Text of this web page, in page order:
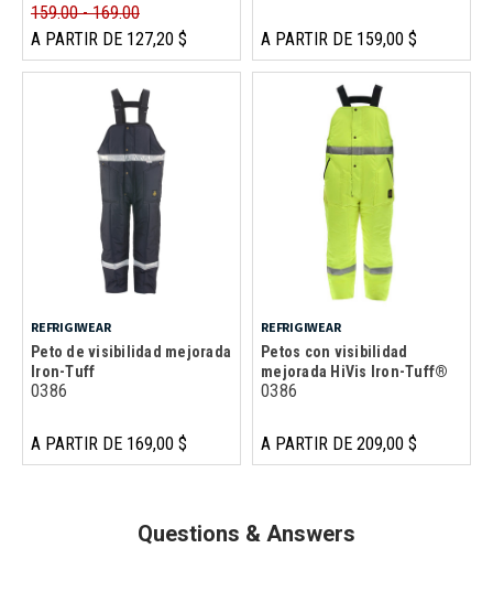
159.00 - 169.00
A PARTIR DE 127,20 $
A PARTIR DE 159,00 $
REFRIGIWEAR
Peto de visibilidad mejorada
Iron-Tuff
0386
A PARTIR DE 169,00 $
REFRIGIWEAR
Petos con visibilidad
mejorada HiVis Iron-Tuff®
0386
A PARTIR DE 209,00 $
Questions & Answers